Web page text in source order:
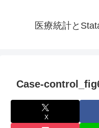
医療統計と
Case-
X